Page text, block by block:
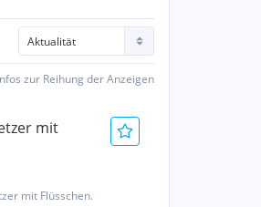
zur Reihung der Anzeigen
mit
mit Flüsschen.